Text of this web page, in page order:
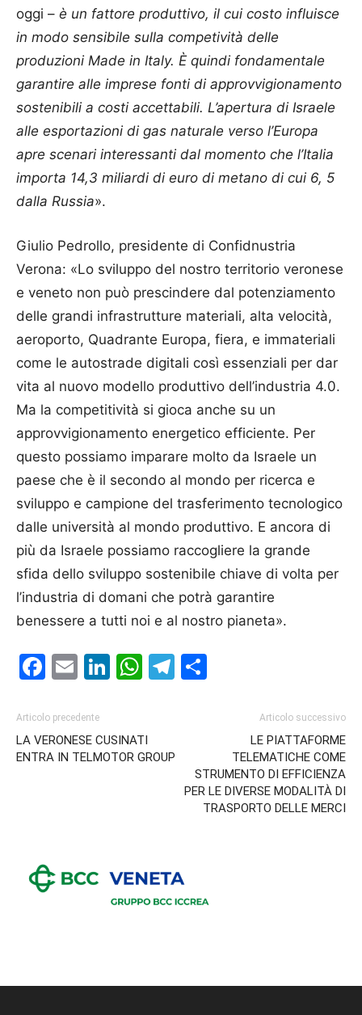
oggi – è un fattore produttivo, il cui costo influisce
in modo sensibile sulla competività delle
produzioni Made in Italy. È quindi fondamentale
garantire alle imprese fonti di approvvigionamento
sostenibili a costi accettabili. L’apertura di Israele
alle esportazioni di gas naturale verso l’Europa
apre scenari interessanti dal momento che l’Italia
importa 14,3 miliardi di euro di metano di cui 6, 5
dalla Russia».
Giulio Pedrollo, presidente di Confidnustria
Verona: «Lo sviluppo del nostro territorio veronese
e veneto non può prescindere dal potenziamento
delle grandi infrastrutture materiali, alta velocità,
aeroporto, Quadrante Europa, fiera, e immateriali
come le autostrade digitali così essenziali per dar
vita al nuovo modello produttivo dell’industria 4.0.
Ma la competitività si gioca anche su un
approvvigionamento energetico efficiente. Per
questo possiamo imparare molto da Israele un
paese che è il secondo al mondo per ricerca e
sviluppo e campione del trasferimento tecnologico
dalle università al mondo produttivo. E ancora di
più da Israele possiamo raccogliere la grande
sfida dello sviluppo sostenibile chiave di volta per
l’industria di domani che potrà garantire
benessere a tutti noi e al nostro pianeta».
Facebook
EmailLinkedIn
WhatsApp
Telegram
Articolo precedente
LA VERONESE CUSINATI
ENTRA IN TELMOTOR GROUP
Articolo successivo
LE PIATTAFORME
TELEMATICHE COME
STRUMENTO DI EFFICIENZA
PER LE DIVERSE MODALITÀ DI
TRASPORTO DELLE MERCI